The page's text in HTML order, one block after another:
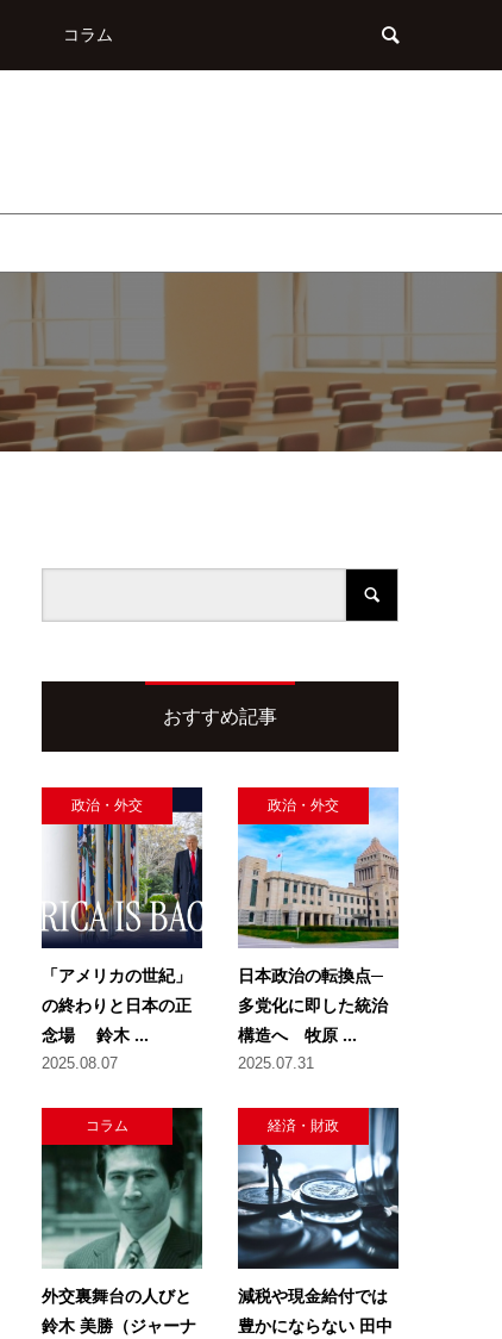
コラム
おすすめ記事
政治・外交
「アメリカの世紀」
の終わりと日本の正
念場 鈴木 ...
2025.08.07
政治・外交
日本政治の転換点─
多党化に即した統治
構造へ 牧原 ...
2025.07.31
コラム
外交裏舞台の人びと
鈴木 美勝（ジャーナ
経済・財政
減税や現金給付では
豊かにならない 田中